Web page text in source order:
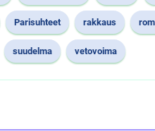
Parisuhteet rakkaus
suudelma vetovoima